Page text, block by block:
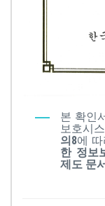
본 확인
보호시
의8에 따
한 정보
제도 문